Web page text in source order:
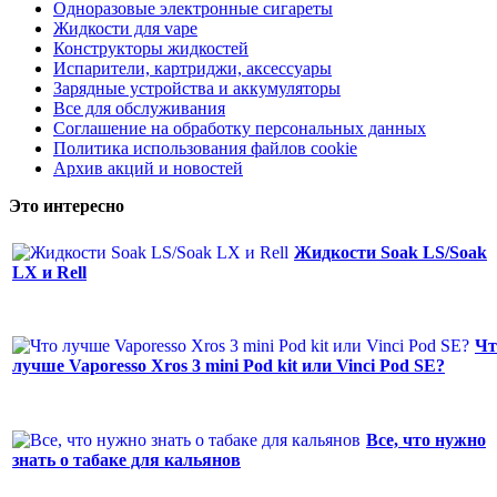
Одноразовые электронные сигареты
Жидкости для vape
Конструкторы жидкостей
Испарители, картриджи, аксессуары
Зарядные устройства и аккумуляторы
Все для обслуживания
Соглашение на обработку персональных данных
Политика использования файлов cookie
Архив акций и новостей
Это интересно
Жидкости Soak LS/Soak
LX и Rell
лучше Vaporesso Xros 3 mini Pod kit или Vinci Pod SE?
Все, что нужно
знать о табаке для кальянов